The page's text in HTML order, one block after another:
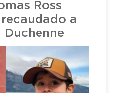
Ross
a
Duchenne